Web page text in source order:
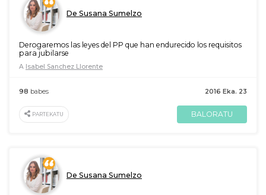
De Susana Sumelzo
Derogaremos las leyes del PP que han endurecido los requisitos
para jubilarse
A Isabel Sanchez Llorente
2016 Eka. 23
98 babes
PARTEKATU BALORATU
De Susana Sumelzo